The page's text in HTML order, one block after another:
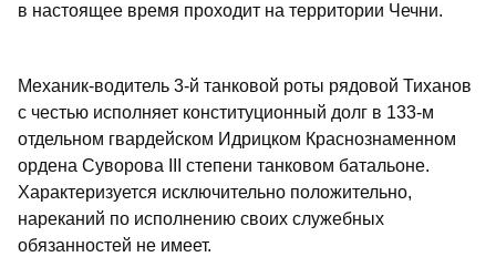
в настоящее время проходит на территории Чечни.
Механик-водитель 3-й танковой роты рядовой Тиханов
с честью исполняет конституционный долг в 133-м
отдельном гвардейском Идрицком Краснознаменном
ордена Суворова III степени танковом батальоне.
Характеризуется исключительно положительно,
нареканий по исполнению своих служебных
обязанностей не имеет.